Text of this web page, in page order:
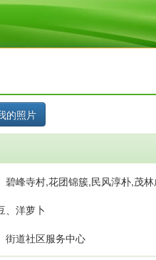
峰寺村,花团锦簇,民风淳朴,茂
、洋萝卜
街道社区服务中心